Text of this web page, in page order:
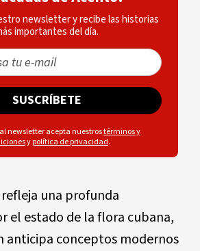
newsletter y recibe las historias
importantes del día.
SUSCRÍBETE
newsletter acepta nuestrostérminos y
ypolítica de privacidad.
una profunda
el estado de la flora cubana,
anticipa conceptos modernos